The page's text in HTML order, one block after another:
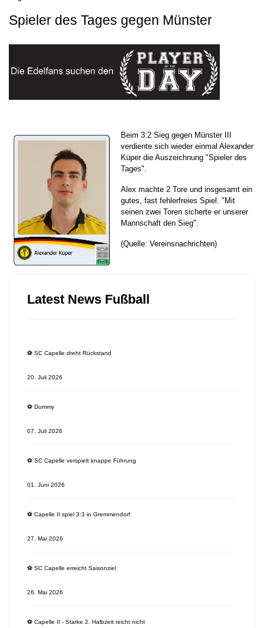
Spieler des Tages gegen Münster
Beim 3:2 Sieg gegen Münster III
verdiente sich wieder einmal Alexander
Küper die Auszeichnung "Spieler des
Tages".
Alex machte 2 Tore und insgesamt ein
gutes, fast fehlerfreies Spiel. "Mit
seinen zwei Toren sicherte er unserer
Mannschaft den Sieg".
(Quelle: Vereinsnachrichten)
Latest News Fußball
⚽️ SC Capelle dreht Rückstand
20. Juli 2026
⚽️ Dummy
07. Juli 2026
⚽️ SC Capelle verspielt knappe Führung
01. Juni 2026
⚽️ Capelle II spiel 3:3 in Gremmendorf
27. Mai 2026
⚽️ SC Capelle erreicht Saisonziel
26. Mai 2026
⚽️ Capelle II - Starke 2. Halbzeit reicht nicht